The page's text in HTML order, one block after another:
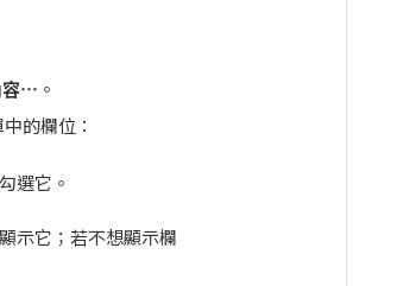
… 。
的欄位：
選它。
示它；若不想顯示欄